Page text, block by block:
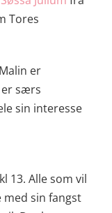
Tores
er
særs
sin interesse
13. Alle som vil
med sin fangst